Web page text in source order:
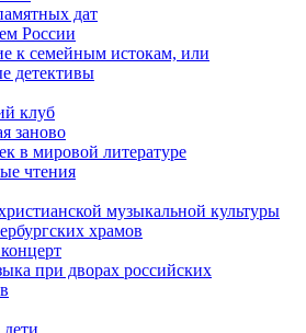
дат
России
к семейным истокам, или
детективы
клуб
заново
в мировой литературе
чтения
музыкальной культуры
храмов
при дворах российских